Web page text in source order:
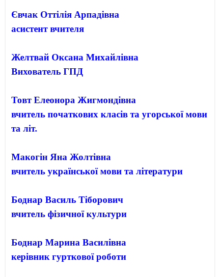
Євчак Оттілія Арпадівна
Желтвай Оксана Михайлівна
Товт Елеонора Жигмондівна
вчитель початкових класів та угорської мови
Макогін Яна Жолтівна
вчитель української мови та літератури
Боднар Василь Тіборович
Боднар Марина Василівна